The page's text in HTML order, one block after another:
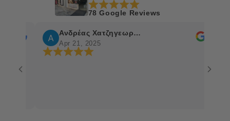
78 Google Reviews
Ανδρέας Χατζηγεωργίου
Apr 21, 2025